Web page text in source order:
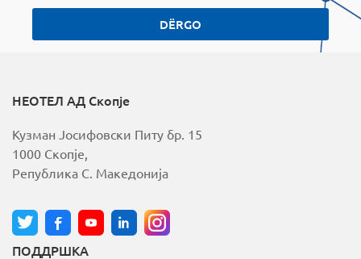
DËRGO
r
t
i
v
e
НЕОТЕЛ АД Скопје
Кузман Јосифовски Питу бр. 15
1000 Скопје,
Република С. Македонија
ПОДДРШКА